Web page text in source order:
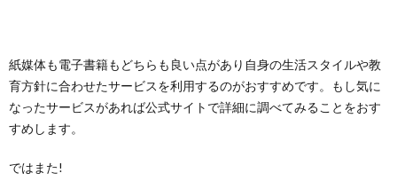
紙媒体も電子書籍もどちらも良い点があり自身の生活スタイルや教
育方針に合わせたサービスを利用するのがおすすめです。もし気に
なったサービスがあれば公式サイトで詳細に調べてみることをおす
すめします。
ではまた!